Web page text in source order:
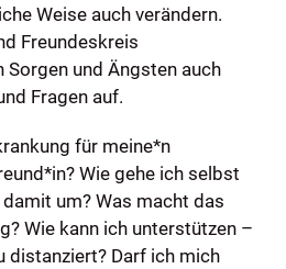
Weise auch verändern.
Freundeskreis
Sorgen und Ängsten auch
Fragen auf.
für meine*n
Wie gehe ich selbst
um? Was macht das
Wie kann ich unterstützen –
distanziert? Darf ich mich